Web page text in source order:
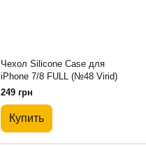
Чехол Silicone Case для
iPhone 7/8 FULL (№48 Virid)
249 грн
Купить